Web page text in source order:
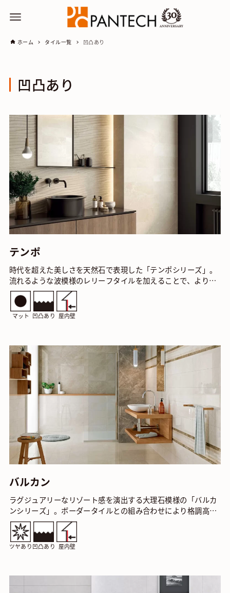
ホーム タイル一覧 凹凸あり
凹凸あり
テンポ
時代を超えた美しさを天然石で表現した「テンポシリーズ」。
流れるような波模様のレリーフタイルを加えることで、よりし
とやかな空間をもたらします。 テンポ コットン …
マット 凹凸あり 屋内壁
バルカン
ラグジュアリーなリゾート感を演出する大理石模様の「バルカ
ンシリーズ」。ボーダータイルとの組み合わせにより格調高い
プライベート空間を実現します。 バルカン アリー…
ツヤあり凹凸あり 屋内壁